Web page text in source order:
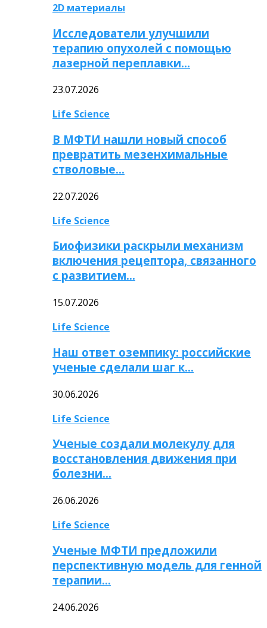
2D материалы
Исследователи улучшили
терапию опухолей с помощью
лазерной переплавки…
23.07.2026
Life Science
В МФТИ нашли новый способ
превратить мезенхимальные
стволовые…
22.07.2026
Life Science
Биофизики раскрыли механизм
включения рецептора, связанного
с развитием…
15.07.2026
Life Science
Наш ответ оземпику: российские
ученые сделали шаг к…
30.06.2026
Life Science
Ученые создали молекулу для
восстановления движения при
болезни…
26.06.2026
Life Science
Ученые МФТИ предложили
перспективную модель для генной
терапии…
24.06.2026